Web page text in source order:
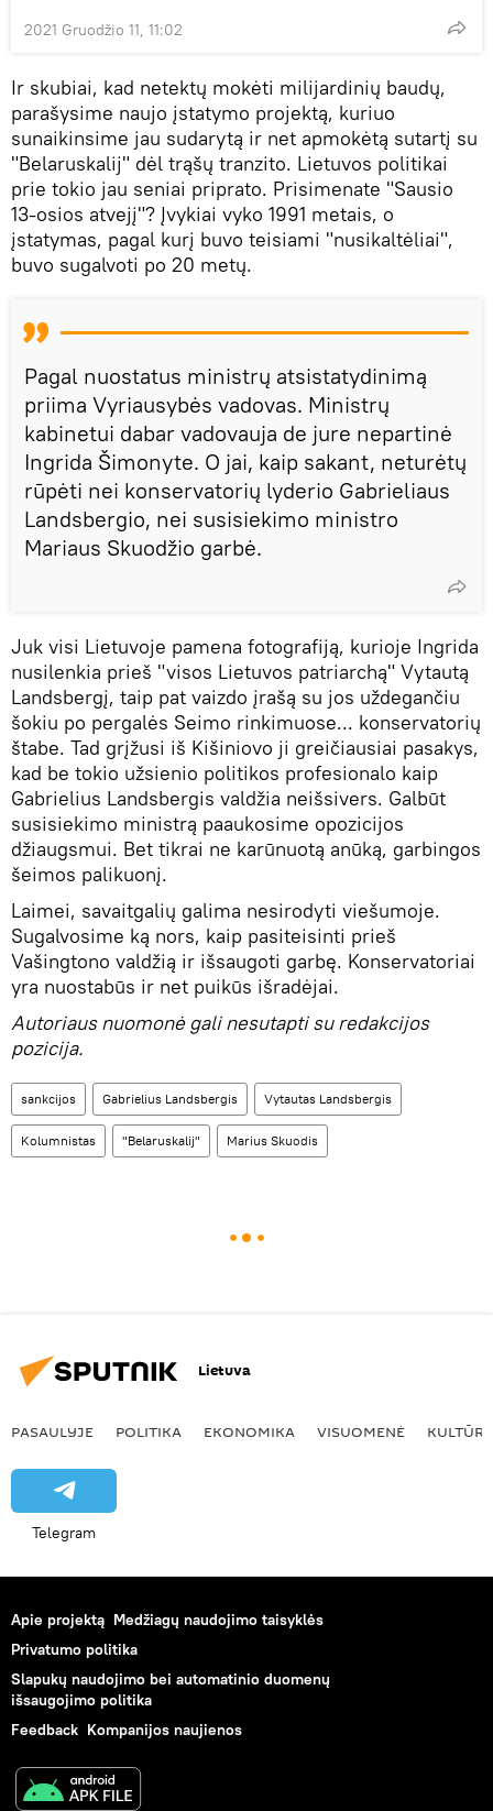
2021 Gruodžio 11, 11:02
Ir skubiai, kad netektų mokėti milijardinių baudų,
parašysime naujo įstatymo projektą, kuriuo
sunaikinsime jau sudarytą ir net apmokėtą sutartį su
"Belaruskalij" dėl trąšų tranzito. Lietuvos politikai
prie tokio jau seniai priprato. Prisimenate "Sausio
13-osios atvejį"? Įvykiai vyko 1991 metais, o
įstatymas, pagal kurį buvo teisiami "nusikaltėliai",
buvo sugalvoti po 20 metų.
Pagal nuostatus ministrų atsistatydinimą
priima Vyriausybės vadovas. Ministrų
kabinetui dabar vadovauja de jure nepartinė
Ingrida Šimonyte. O jai, kaip sakant, neturėtų
rūpėti nei konservatorių lyderio Gabrieliaus
Landsbergio, nei susisiekimo ministro
Mariaus Skuodžio garbė.
Juk visi Lietuvoje pamena fotografiją, kurioje Ingrida
nusilenkia prieš "visos Lietuvos patriarchą" Vytautą
Landsbergį, taip pat vaizdo įrašą su jos uždegančiu
šokiu po pergalės Seimo rinkimuose... konservatorių
štabe. Tad grįžusi iš Kišiniovo ji greičiausiai pasakys,
kad be tokio užsienio politikos profesionalo kaip
Gabrielius Landsbergis valdžia neišsivers. Galbūt
susisiekimo ministrą paaukosime opozicijos
džiaugsmui. Bet tikrai ne karūnuotą anūką, garbingos
šeimos palikuonį.
Laimei, savaitgalių galima nesirodyti viešumoje.
Sugalvosime ką nors, kaip pasiteisinti prieš
Vašingtono valdžią ir išsaugoti garbę. Konservatoriai
yra nuostabūs ir net puikūs išradėjai.
Autoriaus nuomonė gali nesutapti su redakcijos
pozicija.
sankcijos Gabrielius Landsbergis Vytautas Landsbergis
Kolumnistas "Belaruskalij" Marius Skuodis
Lietuva
PASAULYJE POLITIKA EKONOMIKA VISUOMENĖ KULTŪRA
Telegram
Apie projektą Medžiagų naudojimo taisyklės
Privatumo politika
Slapukų naudojimo bei automatinio duomenų
išsaugojimo politika
Feedback Kompanijos naujienos